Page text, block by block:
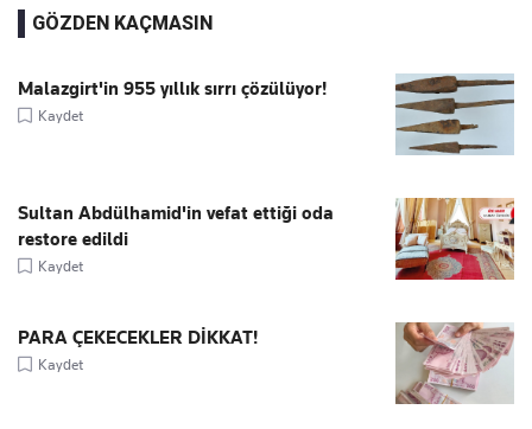
GÖZDEN KAÇMASIN
Malazgirt'in 955 yıllık sırrı çözülüyor!
Kaydet
Sultan Abdülhamid'in vefat ettiği oda
restore edildi
Kaydet
PARA ÇEKECEKLER DİKKAT!
Kaydet